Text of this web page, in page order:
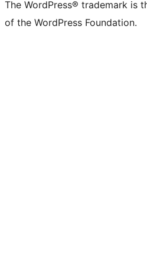
The WordPress® trademark is
of the WordPress Foundation.